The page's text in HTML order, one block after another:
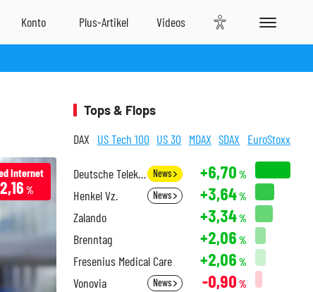
Internet
%
Tops & Flops
DAX US Tech 100 US 30 MDAX SDAX EuroStoxx
Deutsche Telekom News +6,70 %
Henkel Vz. News +3,64%
Zalando +3,34%
Brenntag +2,06 %
Fresenius Medical Care +2,06 %
Vonovia News -0,90 %